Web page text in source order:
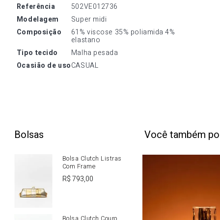
referência
502VE012736
modelagem
Super midi
composição
61% viscose 35% poliamida 4%
elastano
tipo tecido
Malha pesada
ocasião de usoCASUAL
Bolsas
Bolsa Clutch Listras
Com Frame
R$793,00
Você também